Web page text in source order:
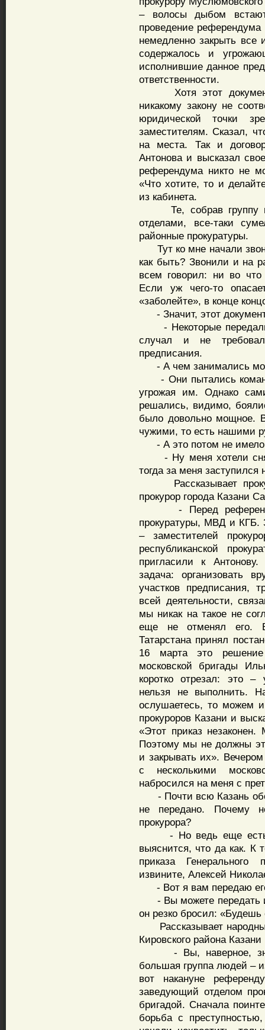
– волосы дыбом
проведение
немедленно закрыть все
содержалось и
исполнившие данное
ответственности.
Хотя этот документ
никакому закону не
юридической точки
заместителям. Сказал,
на места. Так и
Антонова и высказал
референдума никто не
«Что хотите, то и
из кабинета.
Те, собрав группу из
отделами, все-таки
районные прокуратуры.
Тут ко мне начали
как быть? Звонили и на
всем говорил: ни во
Если уж чего-то
«заболейте», в конце
- Значит, этот
- Некоторые
случал и не требовал
предписания.
- А чем занимались
- Они пытались
угрожая им. Однако
решались, видимо,
было довольно мощное.
чужими, то есть нашими
- А это потом не имело
- Ну меня хотели
тогда за меня заступился
Рассказывает
прокурор города Казани
- Перед
прокуратуры, МВД и КГБ.
– заместителей
республиканской
пригласили к
задача: организовать
участков предписания,
всей деятельности,
мы никак на такое не
еще не отменял его.
Татарстана принял
16 марта это решение
московской бригады
коротко отрезал: это –
нельзя не выполнить.
ослушаетесь, то можем
прокуроров Казани и
«Этот приказ
Поэтому мы не должны
и закрывать их».
с несколькими
набросился на меня с
- Почти всю Казань
не передано. Почему
прокурора?
- Но ведь еще есть
выяснится, что да как. К
приказа Генерального
извините, Алексей
- Вот я вам передаю его
- Вы можете передать
он резко бросил: «Будешь
Рассказывает
Кировского района
- Вы, наверное,
большая группа людей –
вот накануне
заведующий отделом
бригадой. Сначала
борьба с